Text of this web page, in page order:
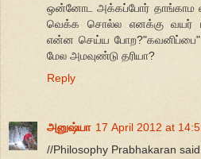
ஒன்னோட அக்கப்போர் தாங்காம
வெக்க சொல்ல எனக்கு வயர்
என்ன செய்ய போற?"கவனிப்பை"
மேல அமவுண்டு தரியா?
Reply
அனுஷ்யா 17 April 2012 at
//Philosophy Prabhakaran